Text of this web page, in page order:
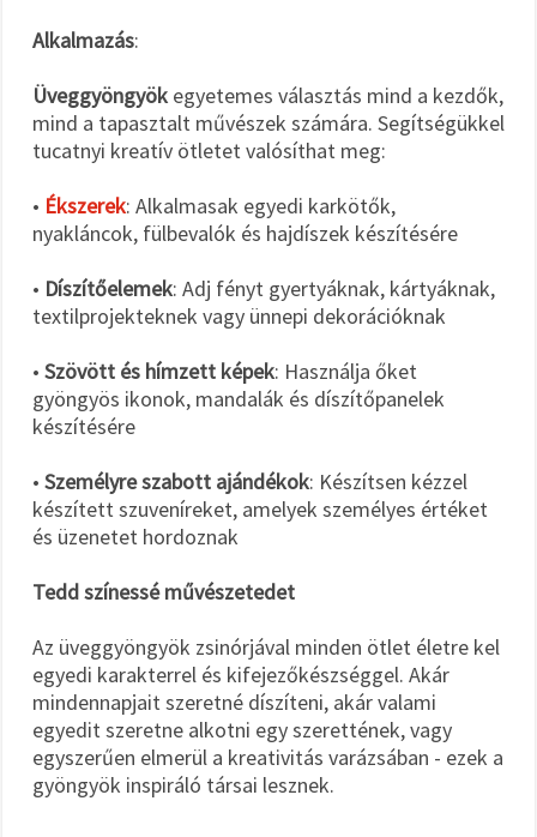
Alkalmazás:
Üveggyöngyök egyetemes választás mind a kezdők,
mind a tapasztalt művészek számára. Segítségükkel
tucatnyi kreatív ötletet valósíthat meg:
• Ékszerek: Alkalmasak egyedi karkötők,
nyakláncok, fülbevalók és hajdíszek készítésére
• Díszítőelemek: Adj fényt gyertyáknak, kártyáknak,
textilprojekteknek vagy ünnepi dekorációknak
• Szövött és hímzett képek: Használja őket
gyöngyös ikonok, mandalák és díszítőpanelek
készítésére
• Személyre szabott ajándékok: Készítsen kézzel
készített szuveníreket, amelyek személyes értéket
és üzenetet hordoznak
Tedd színessé művészetedet
Az üveggyöngyök zsinórjával minden ötlet életre kel
egyedi karakterrel és kifejezőkészséggel. Akár
mindennapjait szeretné díszíteni, akár valami
egyedit szeretne alkotni egy szerettének, vagy
egyszerűen elmerül a kreativitás varázsában - ezek a
gyöngyök inspiráló társai lesznek.